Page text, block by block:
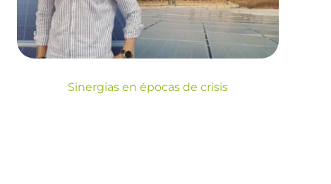
Blog Energia
Sinergias en épocas de crisis